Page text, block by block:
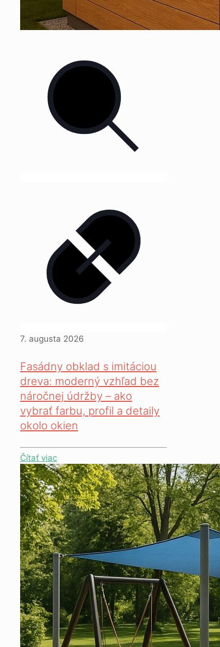
7. augusta 2026
Fasádny obklad s imitáciou
dreva: moderný vzhľad bez
náročnej údržby – ako
vybrať farbu, profil a detaily
okolo okien
Čítať viac